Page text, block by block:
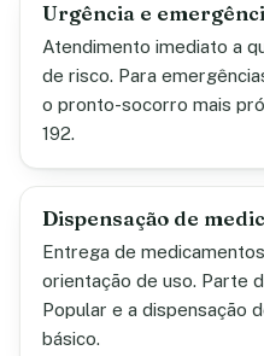
Urgência e
Atendimento imediato a
de risco. Para
o pronto-socorro mais
192.
Dispensação de
Entrega de
orientação de uso. Parte
Popular e a dispensação
básico.